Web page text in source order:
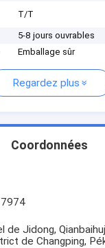
T/T
5-8 jours ouvrables
Emballage sûr
Regardez plus
Coordonnées
de Jidong,
de Changping,